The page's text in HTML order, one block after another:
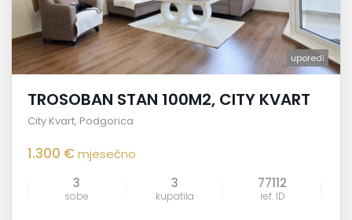
uporedi
TROSOBAN STAN 100M2, CITY KVART
City Kvart, Podgorica
1.300 €mjesečno
3
sobe
3
kupatila
77112
ref. ID